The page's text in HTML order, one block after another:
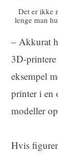
Det er ikke
lenge man
– Akkurat
3D-
eksempel
printer i en
modeller
Hvis